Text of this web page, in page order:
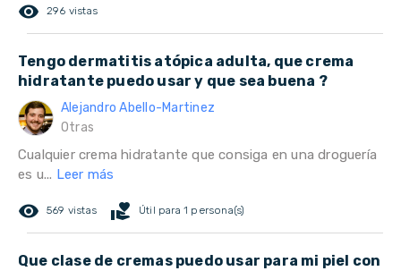
remove_red_eye 296 vistas
Tengo dermatitis atópica adulta, que crema
hidratante puedo usar y que sea buena ?
Alejandro Abello-Martinez
Otras
Cualquier crema hidratante que consiga en una droguería
es u... Leer más
remove_red_eye 569 vistas volunteer_activism Útil para 1 persona(s)
Que clase de cremas puedo usar para mi piel con